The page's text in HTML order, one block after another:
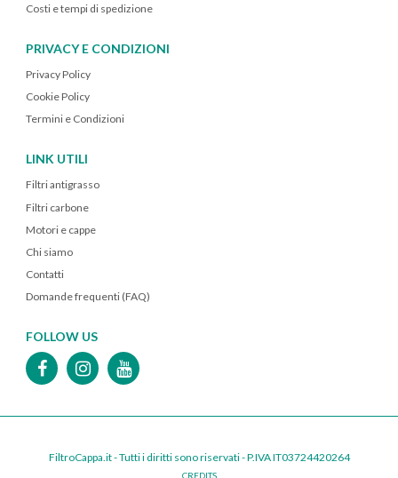
Costi e tempi di spedizione
PRIVACY E CONDIZIONI
Privacy Policy
Cookie Policy
Termini e Condizioni
LINK UTILI
Filtri antigrasso
Filtri carbone
Motori e cappe
Chi siamo
Contatti
Domande frequenti (FAQ)
FOLLOW US
FiltroCappa.it - Tutti i diritti sono riservati - P.IVA IT03724420264
CREDITS